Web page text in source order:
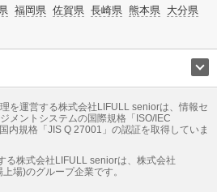
福岡県 佐賀県 長崎県 熊本県 大分県
ーム 地方創生 ママの就労支援
グ 遺品整理 老後の暮らし情報
を運営する株式会社LIFULL seniorは、情報セ
メントシステムの国際規格「ISO/IEC
内規格「JIS Q 27001」の認証を取得していま
る株式会社LIFULL seniorは、株式会社
場)のグループ企業です。